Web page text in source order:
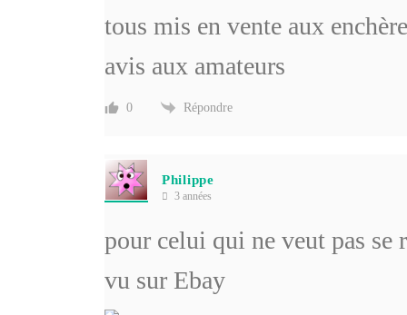
tous mis en vente aux
avis aux amateurs
0 Répondre
Philippe
3 années
pour celui qui ne veut pas se
vu sur Ebay